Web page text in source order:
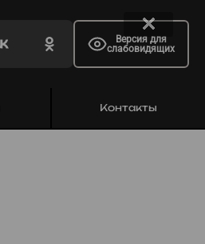
Версия для
слабовидящих
Контакты